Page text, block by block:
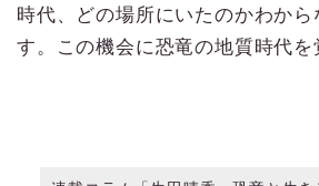
時代、どの場所にいたのかわか
す。この機会に恐竜の地質時代を